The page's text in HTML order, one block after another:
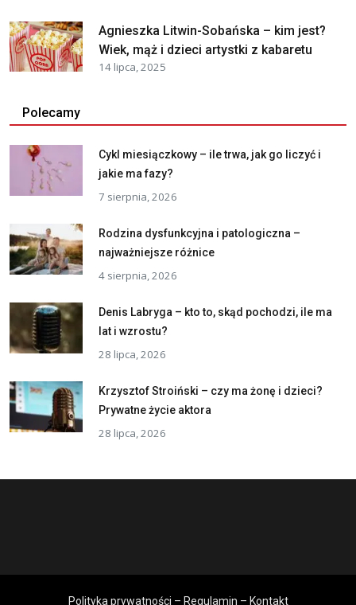
Agnieszka Litwin-Sobańska – kim jest?
Wiek, mąż i dzieci artystki z kabaretu
14 lipca, 2025
Polecamy
Cykl miesiączkowy – ile trwa, jak go liczyć i
jakie ma fazy?
7 sierpnia, 2026
Rodzina dysfunkcyjna i patologiczna –
najważniejsze różnice
4 sierpnia, 2026
Denis Labryga – kto to, skąd pochodzi, ile ma
lat i wzrostu?
28 lipca, 2026
Krzysztof Stroiński – czy ma żonę i dzieci?
Prywatne życie aktora
28 lipca, 2026
Polityka prywatności – Regulamin – Kontakt